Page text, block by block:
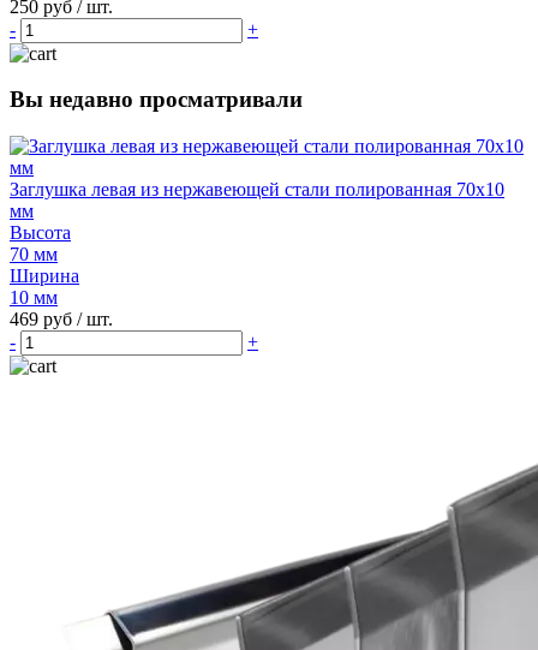
250 руб / шт.
-
+
Вы недавно просматривали
Заглушка левая из нержавеющей стали полированная 70х10
мм
Высота
70 мм
Ширина
10 мм
469 руб / шт.
-
+